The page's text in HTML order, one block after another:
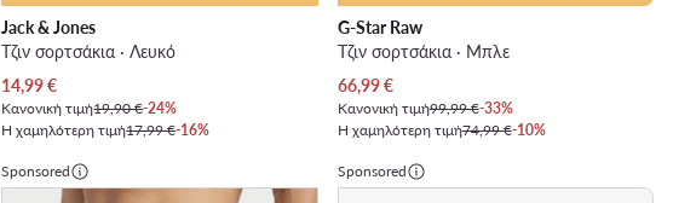
Jack & Jones
Τζιν σορτσάκια · Λευκό
Τρέχουσα τιμή
14,99€
Κανονική τιμή19,90 €-24%
Η χαμηλότερη τιμή17,99 €-16%
G-Star Raw
Τζιν σορτσάκια · Μπλε
Τρέχουσα τιμή
66,99€
Κανονική τιμή99,99 €-33%
Η χαμηλότερη τιμή74,99 €-10%
Sponsored Sponsored